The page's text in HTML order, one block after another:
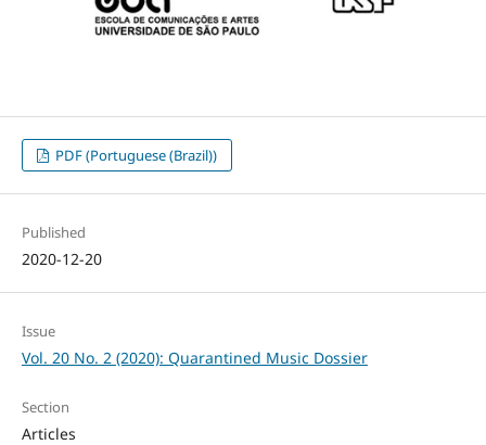
PDF (Portuguese (Brazil))
Published
2020-12-20
Issue
Vol. 20 No. 2 (2020): Quarantined Music Dossier
Section
Articles